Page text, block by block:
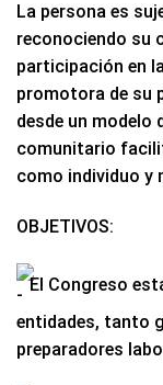
La persona es
reconociendo su
participación en
promotora de su
desde un modelo
comunitario
como individuo y
OBJETIVOS:
El Congreso
entidades, tanto
preparadores